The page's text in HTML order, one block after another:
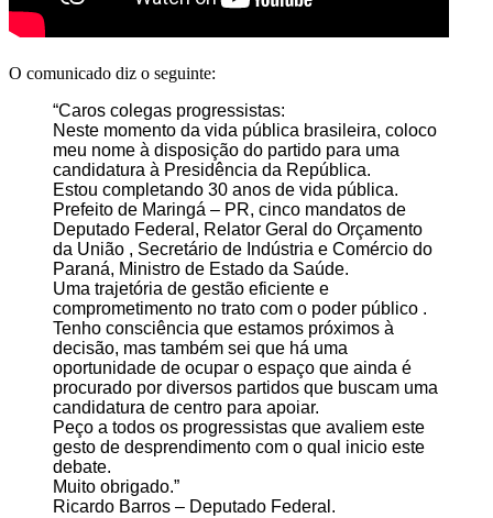
O comunicado diz o seguinte:
“Caros colegas progressistas:
Neste momento da vida pública brasileira, coloco
meu nome à disposição do partido para uma
candidatura à Presidência da República.
Estou completando 30 anos de vida pública.
Prefeito de Maringá – PR, cinco mandatos de
Deputado Federal, Relator Geral do Orçamento
da União , Secretário de Indústria e Comércio do
Paraná, Ministro de Estado da Saúde.
Uma trajetória de gestão eficiente e
comprometimento no trato com o poder público .
Tenho consciência que estamos próximos à
decisão, mas também sei que há uma
oportunidade de ocupar o espaço que ainda é
procurado por diversos partidos que buscam uma
candidatura de centro para apoiar.
Peço a todos os progressistas que avaliem este
gesto de desprendimento com o qual inicio este
debate.
Muito obrigado.”
Ricardo Barros – Deputado Federal.